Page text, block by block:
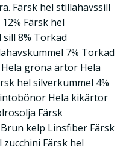
Färsk hel stillahavssill
Färsk hel
8% Torkad
7% Torkad
gröna ärtor Hela
hel silverkummel 4%
Hela kikärtor
Färsk
kelp Linsfiber Färsk
Färsk hel